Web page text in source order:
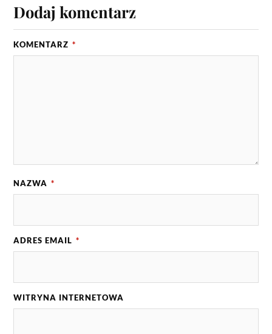
Dodaj komentarz
KOMENTARZ *
NAZWA *
ADRES EMAIL *
WITRYNA INTERNETOWA